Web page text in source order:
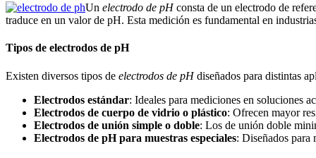
Un electrodo de pHconsta de un electrodo de
traduce en un valor de pH. Esta medición es fundamental en
Tipos de electrodos de pH
Existen diversos tipos de electrodos de pHdiseñados para distintas
Electrodos estándar: Ideales para mediciones en soluciones
Electrodos de cuerpo de vidrio o plástico: Ofrecen mayor
Electrodos de unión simple o doble: Los de unión doble
Electrodos de pH para muestras especiales: Diseñados para